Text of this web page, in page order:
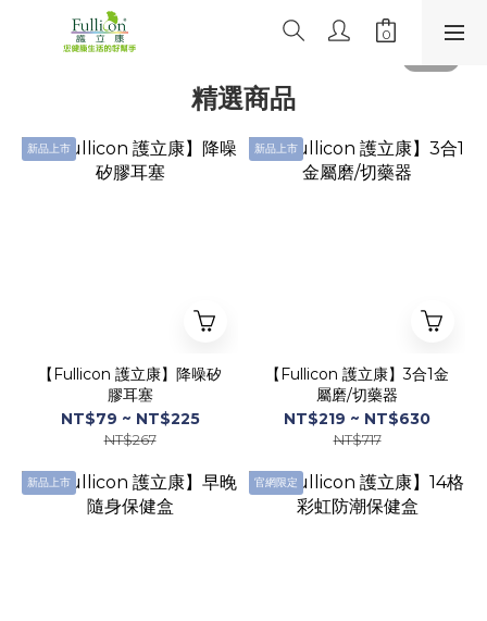
精選商品
新品上市
【Fullicon 護立康】降噪矽
膠耳塞
NT$79 ~ NT$225
NT$267
新品上市
【Fullicon 護立康】3合1金
屬磨/切藥器
NT$219 ~ NT$630
NT$717
新品上市 官網限定